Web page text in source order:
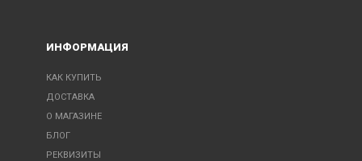
ИНФОРМАЦИЯ
КАК КУПИТЬ
ДОСТАВКА
О МАГАЗИНЕ
БЛОГ
РЕКВИЗИТЫ